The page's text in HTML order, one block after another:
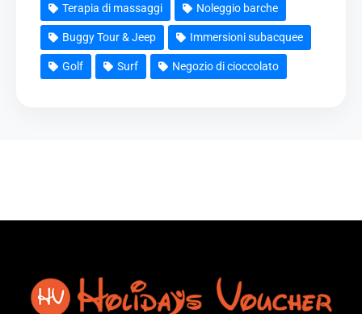
Terapia di massaggi Noleggio barche
Buggy Tour & Jeep Immersioni subacquee
Golf Surf Negozio di cioccolato